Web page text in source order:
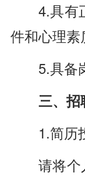
4.具有
件和心理素
5.具备
三、招
1.简历
请将